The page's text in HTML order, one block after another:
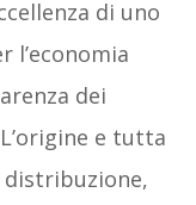
di uno
dei
e tutta